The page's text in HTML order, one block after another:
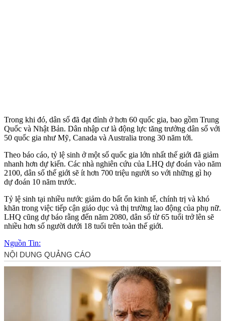
Trong khi đó, dân số đã đạt đỉnh ở hơn 60 quốc gia, bao gồm Trung
Quốc và Nhật Bản. Dân nhập cư là động lực tăng trưởng dân số với
50 quốc gia như Mỹ, Canada và Australia trong 30 năm tới.
Theo báo cáo, tỷ lệ sinh ở một số quốc gia lớn nhất thế giới đã giảm
nhanh hơn dự kiến. Các nhà nghiên cứu của LHQ dự đoán vào năm
2100, dân số thế giới sẽ ít hơn 700 triệu người so với những gì họ
dự đoán 10 năm trước.
Tỷ lệ sinh tại nhiều nước giảm do bất ổn kinh tế, chính trị và khó
khăn trong việc tiếp cận giáo dục và thị trường lao động của phụ nữ.
LHQ cũng dự báo rằng đến năm 2080, dân số từ 65 tuổi trở lên sẽ
nhiều hơn số người dưới 1‌8 tuổ‌i trên toàn thế giới.
Nguồn Tin: